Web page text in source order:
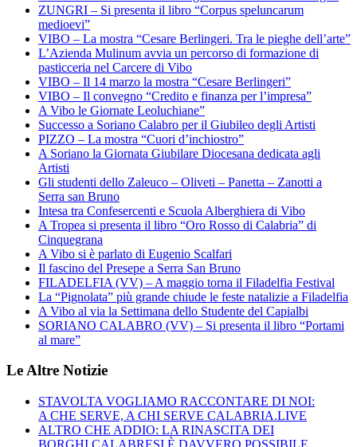
ZUNGRI – Si presenta il libro “Corpus speluncarum
medioevi”
VIBO – La mostra “Cesare Berlingeri. Tra le pieghe dell’arte”
L’Azienda Mulinum avvia un percorso di formazione di
pasticceria nel Carcere di Vibo
VIBO – Il 14 marzo la mostra “Cesare Berlingeri”
VIBO – Il convegno “Credito e finanza per l’impresa”
A Vibo le Giornate Leoluchiane”
Successo a Soriano Calabro per il Giubileo degli Artisti
PIZZO – La mostra “Cuori d’inchiostro”
A Soriano la Giornata Giubilare Diocesana dedicata agli
Artisti
Gli studenti dello Zaleuco – Oliveti – Panetta – Zanotti a
Serra san Bruno
Intesa tra Confesercenti e Scuola Alberghiera di Vibo
A Tropea si presenta il libro “Oro Rosso di Calabria” di
Cinquegrana
A Vibo si è parlato di Eugenio Scalfari
Il fascino del Presepe a Serra San Bruno
FILADELFIA (VV) – A maggio torna il Filadelfia Festival
La “Pignolata” più grande chiude le feste natalizie a Filadelfia
A Vibo al via la Settimana dello Studente del Capialbi
SORIANO CALABRO (VV) – Si presenta il libro “Portami
al mare”
Le Altre Notizie
STAVOLTA VOGLIAMO RACCONTARE DI NOI:
A CHE SERVE, A CHI SERVE CALABRIA.LIVE
ALTRO CHE ADDIO: LA RINASCITA DEI
BORGHI CALABRESI È DAVVERO POSSIBILE